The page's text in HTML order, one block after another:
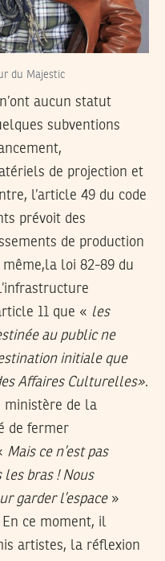
du Majestic
aucun statut
subventions
de projection et
l’article 49 du code
prévoit des
de production
loi 82-89 du
11 que « les
au public ne
initiale que
Affaires Culturelles».
ministère de la
de fermer
Mais ce n’est pas
les bras ! Nous
garder l’espace»
ce moment, il
artistes, la réflexion